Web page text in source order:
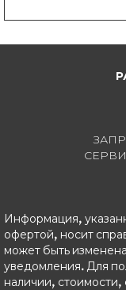
Информация,
офертой, носит
может быть
уведомления. Для
наличии, стоимости,